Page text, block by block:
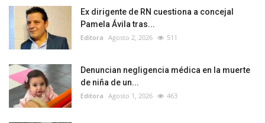
Ex dirigente de RN cuestiona a concejal
Pamela Ávila tras...
Editora Agosto 2, 2026 511
Denuncian negligencia médica en la muerte
de niña de un...
Editora Agosto 1, 2026 463